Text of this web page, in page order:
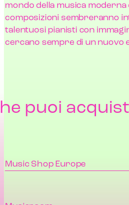
mondo della musica
composizioni sembreranno
talentuosi pianisti con
cercano sempre di un nuovo
puoi
Music Shop Europe